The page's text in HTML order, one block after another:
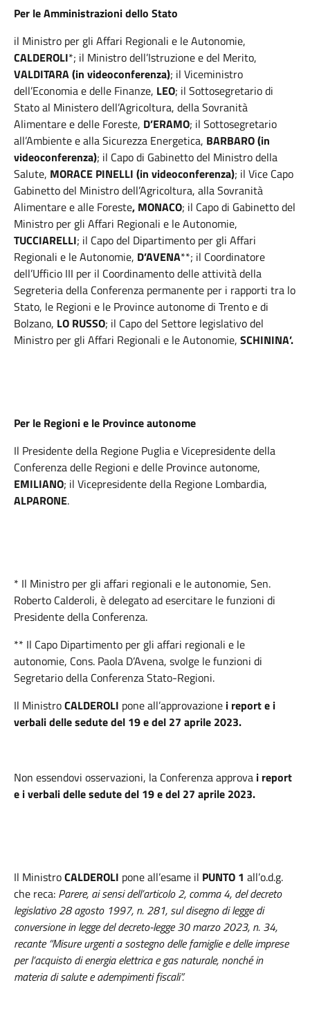
Per le Amministrazioni dello Stato
il Ministro per gli Affari Regionali e le Autonomie,
CALDEROLI*; il Ministro dell’Istruzione e del Merito,
VALDITARA (in videoconferenza); il Viceministro
dell’Economia e delle Finanze, LEO; il Sottosegretario di
Stato al Ministero dell’Agricoltura, della Sovranità
Alimentare e delle Foreste, D’ERAMO; il Sottosegretario
all’Ambiente e alla Sicurezza Energetica, BARBARO (in
videoconferenza); il Capo di Gabinetto del Ministro della
Salute, MORACE PINELLI (in videoconferenza); il Vice Capo
Gabinetto del Ministro dell’Agricoltura, alla Sovranità
Alimentare e alle Foreste, MONACO; il Capo di Gabinetto del
Ministro per gli Affari Regionali e le Autonomie,
TUCCIARELLI; il Capo del Dipartimento per gli Affari
Regionali e le Autonomie, D’AVENA**; il Coordinatore
dell’Ufficio III per il Coordinamento delle attività della
Segreteria della Conferenza permanente per i rapporti tra lo
Stato, le Regioni e le Province autonome di Trento e di
Bolzano, LO RUSSO; il Capo del Settore legislativo del
Ministro per gli Affari Regionali e le Autonomie, SCHININA’.
Per le Regioni e le Province autonome
Il Presidente della Regione Puglia e Vicepresidente della
Conferenza delle Regioni e delle Province autonome,
EMILIANO; il Vicepresidente della Regione Lombardia,
ALPARONE.
* Il Ministro per gli affari regionali e le autonomie, Sen.
Roberto Calderoli, è delegato ad esercitare le funzioni di
Presidente della Conferenza.
** Il Capo Dipartimento per gli affari regionali e le
autonomie, Cons. Paola D’Avena, svolge le funzioni di
Segretario della Conferenza Stato-Regioni.
Il MinistroCALDEROLI pone all’approvazione i report e i
verbali delle sedute del 19 e del 27 aprile 2023.
Non essendovi osservazioni, la Conferenza approva i report
e i verbali delle sedute del 19 e del 27 aprile 2023.
Il MinistroCALDEROLI pone all’esame il PUNTO 1 all’o.d.g.
che reca: Parere, ai sensi dell’articolo 2, comma 4, del decreto
legislativo 28 agosto 1997, n. 281, sul disegno di legge di
conversione in legge del decreto-legge 30 marzo 2023, n. 34,
recante “Misure urgenti a sostegno delle famiglie e delle imprese
per l’acquisto di energia elettrica e gas naturale, nonché in
materia di salute e adempimenti fiscali”.